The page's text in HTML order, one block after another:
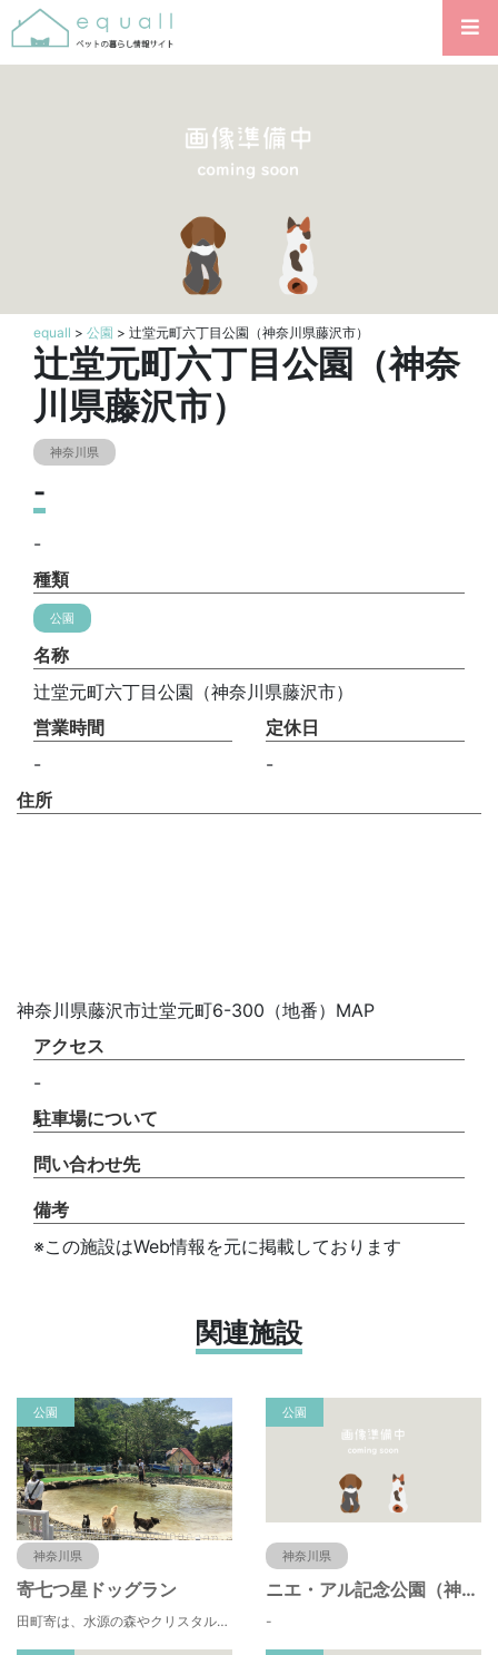
equall > 公園 > 辻堂元町六丁目公園（神奈川県藤沢市）
辻堂元町六丁目公園（神奈
川県藤沢市）
神奈川県
-
-
種類
公園
名称
辻堂元町六丁目公園（神奈川県藤沢市）
営業時間
-
定休日
-
住所
神奈川県藤沢市辻堂元町6-300（地番）MAP
アクセス
-
駐車場について
問い合わせ先
備考
※この施設はWeb情報を元に掲載しております
関連施設
公園
神奈川県
寄七つ星ドッグラン
田町寄は、水源の森やクリスタルな清流 、 満天の星空などの豊かな自然に包まれ、 食や農、芸術の魅力あふれる川の里です。 ドッグランエリアを中心とした『やどりき七つ星ヴィレッジ』を ゆっくりお楽しみください。
公園
神奈川県
ニエ・アル記念公園（神奈川県藤沢市）
-